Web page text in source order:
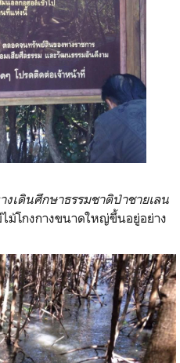
งเดินศึกษาธรรมชาติป่าชายเลน
ม้โกงกางขนาดใหญ่ขึ้นอยู่อย่าง